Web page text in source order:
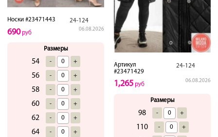
Носки #23471443 24-124
06.08.2026
690руб
Размеры
54 - +
56 - +
58 - +
60 - +
62 - +
64 - +
Артикул
#23471429
24-124
06.08.2026
1,265 руб
Размеры
98 - +
110 - +